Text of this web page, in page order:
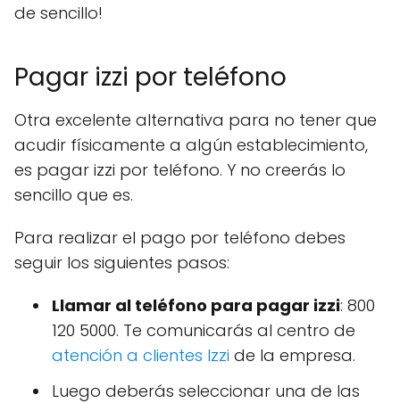
de sencillo!
Pagar izzi por teléfono
Otra excelente alternativa para no tener que
acudir físicamente a algún establecimiento,
es pagar izzi por teléfono. Y no creerás lo
sencillo que es.
Para realizar el pago por teléfono debes
seguir los siguientes pasos:
Llamar al teléfono para pagar izzi: 800
120 5000. Te comunicarás al centro de
atención a clientes Izzi de la empresa.
Luego deberás seleccionar una de las